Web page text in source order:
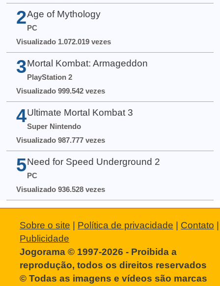
2 Age of Mythology
PC
Visualizado 1.072.019 vezes
3 Mortal Kombat: Armageddon
PlayStation 2
Visualizado 999.542 vezes
4 Ultimate Mortal Kombat 3
Super Nintendo
Visualizado 987.777 vezes
5 Need for Speed Underground 2
PC
Visualizado 936.528 vezes
Sobre o site | Política de privacidade | Contato |
Publicidade
Jogorama © 1997-2026 - Proibida a
reprodução, todos os direitos reservados
© Todas as imagens e vídeos são marcas